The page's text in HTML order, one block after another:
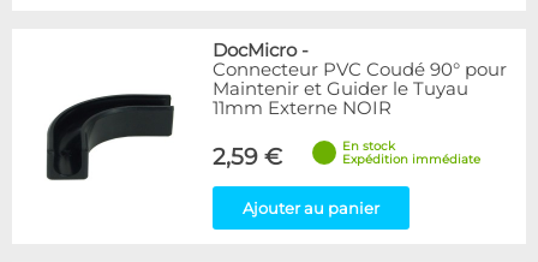
DocMicro-
Connecteur PVC Coudé 90° pour
Maintenir et Guider le Tuyau
11mm Externe NOIR
2,59 €
En stock
Expédition immédiate
Ajouter au panier